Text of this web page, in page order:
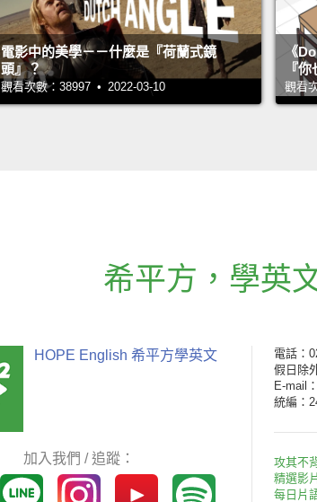
電影中的美學－－什麼是『荷蘭式鏡
頭』？
觀看次數：38997 • 2022-03-10
《
『
觀看
希平方 ， 學英
HOPE English 希平方學英文
加入我們 / 追蹤：
電話：
假日除
E-mail
統編：
攻其不
精選影片
每日片